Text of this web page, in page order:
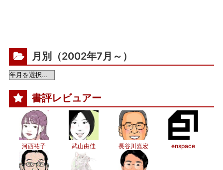
月別（2002年7月～）
書評レビュアー
河西祐子 武山由佳 長谷川嘉宏 enspace